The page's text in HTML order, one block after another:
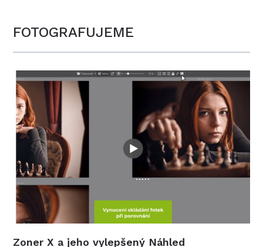
FOTOGRAFUJEME
Zoner X a jeho vylepšený Náhled